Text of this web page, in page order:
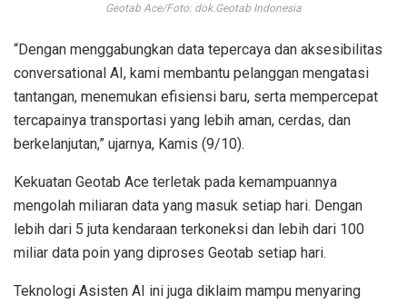
Geotab Ace/Foto: dok.Geotab Indonesia
“Dengan menggabungkan data tepercaya dan aksesibilitas
conversational AI, kami membantu pelanggan mengatasi
tantangan, menemukan efisiensi baru, serta mempercepat
tercapainya transportasi yang lebih aman, cerdas, dan
berkelanjutan,” ujarnya, Kamis (9/10).
Kekuatan Geotab Ace terletak pada kemampuannya
mengolah miliaran data yang masuk setiap hari. Dengan
lebih dari 5 juta kendaraan terkoneksi dan lebih dari 100
miliar data poin yang diproses Geotab setiap hari.
Teknologi Asisten AI ini juga diklaim mampu menyaring